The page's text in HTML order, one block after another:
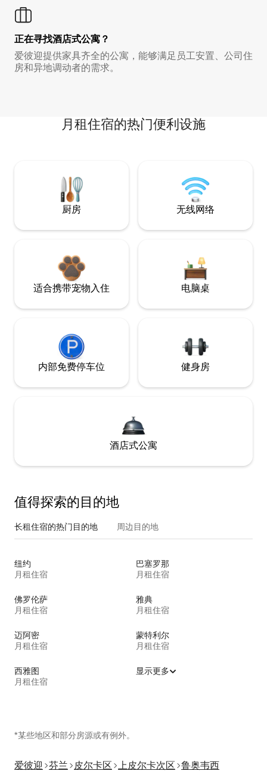
正在寻找酒店式公寓？
爱彼迎提供家具齐全的公寓，能够满足员工安置、公司住
房和异地调动者的需求。
月租住宿的热门便利设施
厨房 无线网络
适合携带宠物入住 电脑桌
内部免费停车位 健身房
酒店式公寓
值得探索的目的地
长租住宿的热门目的地 周边目的地
纽约
月租住宿
巴塞罗那
月租住宿
佛罗伦萨
月租住宿
雅典
月租住宿
迈阿密
月租住宿
蒙特利尔
月租住宿
西雅图
月租住宿
显示更多
*某些地区和部分房源或有例外。
爱彼迎 芬兰 皮尔卡区 上皮尔卡次区 鲁奥韦西